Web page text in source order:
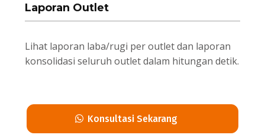
Laporan Outlet
Lihat laporan laba/rugi per outlet dan laporan
konsolidasi seluruh outlet dalam hitungan detik.
Konsultasi Sekarang